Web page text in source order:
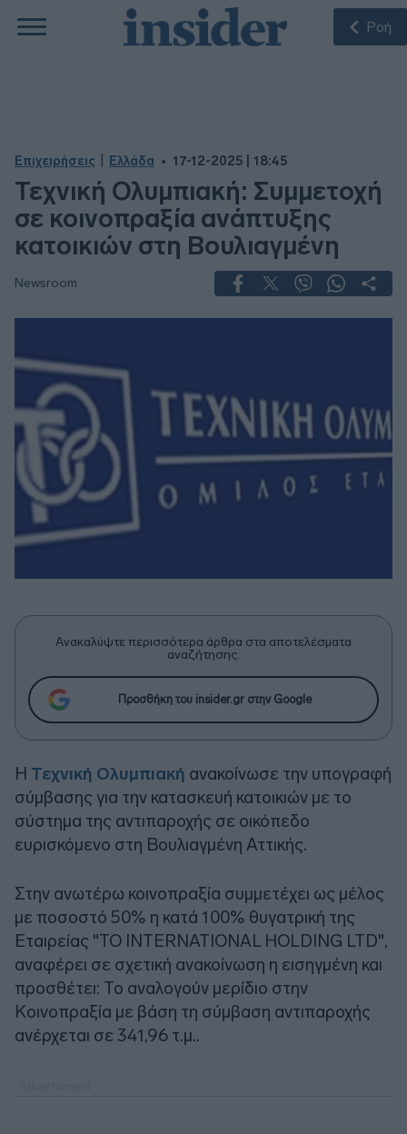
Ροή
Επιχειρήσεις Ελλάδα 17-12-2025 | 18:45
Τεχνική Ολυμπιακή: Συμμετοχή
σε κοινοπραξία ανάπτυξης
κατοικιών στη Βουλιαγμένη
Newsroom
Ανακαλύψτε περισσότερα άρθρα στα αποτελέσματα
αναζήτησης.
Προσθήκη του insider.gr στην Google
Η Τεχνική Ολυμπιακή ανακοίνωσε την υπογραφή
σύμβασης για την κατασκευή κατοικιών με το
σύστημα της αντιπαροχής σε οικόπεδο
ευρισκόμενο στη Βουλιαγμένη Αττικής.
Στην ανωτέρω κοινοπραξία συμμετέχει ως μέλος
με ποσοστό 50% η κατά 100% θυγατρική της
Εταιρείας "ΤΟ INTERNATIONAL HOLDING LTD",
αναφέρει σε σχετική ανακοίνωση η εισηγμένη και
προσθέτει: Το αναλογούν μερίδιο στην
Κοινοπραξία με βάση τη σύμβαση αντιπαροχής
ανέρχεται σε 341,96 τ.μ..